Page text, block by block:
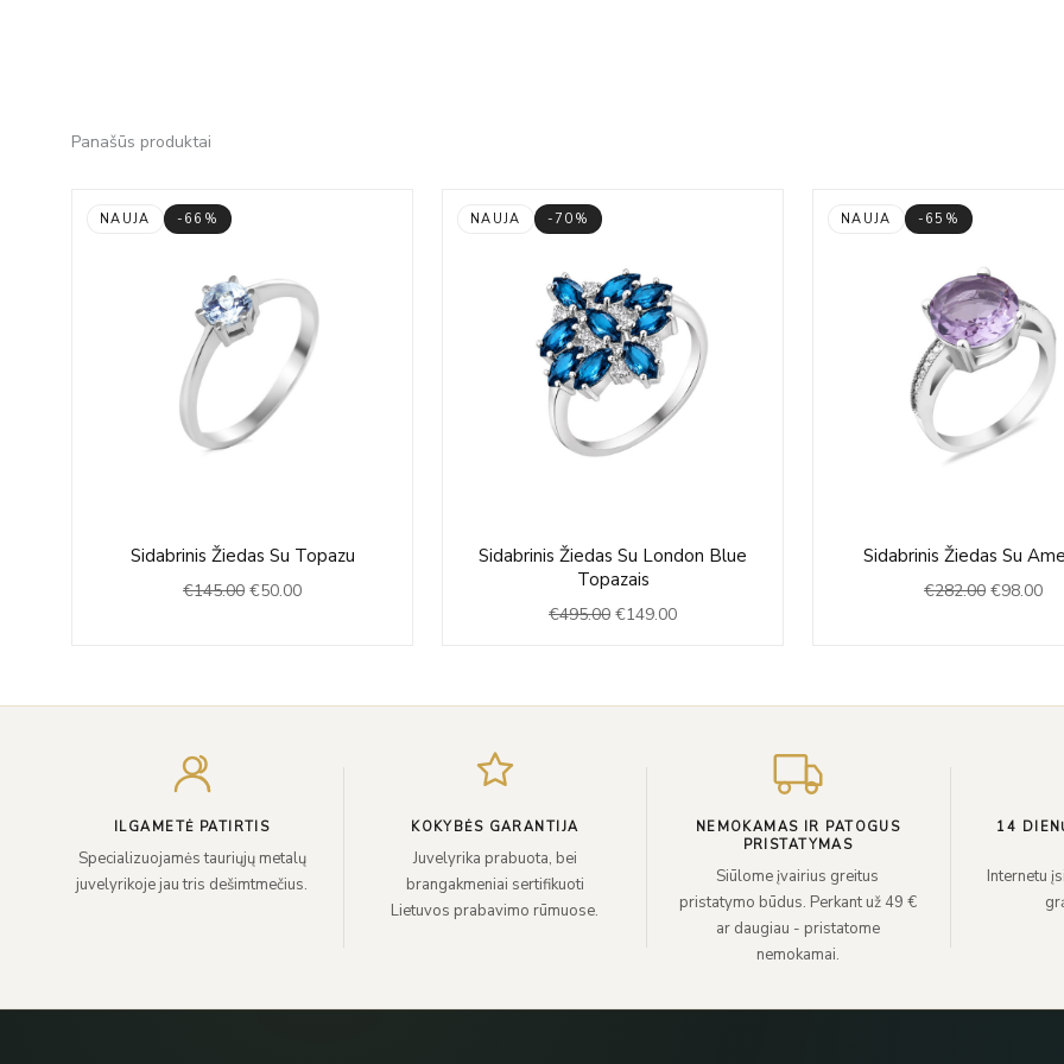
Panašūs produktai
NAUJA -66%
Sidabrinis Žiedas Su Topazu
€145.00
price
was:
€50.00
price
is:
NAUJA -70%
Sidabrinis Žiedas Su London Blue
Topazais
€495.00
price
€495.00.
€149.00
price
€149.00.
NAUJA -65%
Sidabrinis Žiedas Su
€282.00
price
was:
€98.00is:
ILGAMETĖ PATIRTIS
Specializuojamės tauriųjų metalų
juvelyrikoje jau tris dešimtmečius.
KOKYBĖS GARANTIJA
Juvelyrika prabuota, bei
brangakmeniai sertifikuoti
Lietuvos prabavimo rūmuose.
NEMOKAMAS IR PATOGUS
PRISTATYMAS
Siūlome įvairius greitus
pristatymo būdus. Perkant už 49 €
ar daugiau - pristatome
nemokamai.
14
Internetu